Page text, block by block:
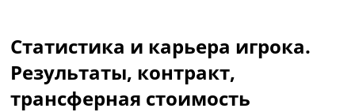
Чемпионат Мира
Украина. Премьер-Лига
Украина. Первая Лига
Лига Чемпионов
Статистика и карьера игрока.
Результаты, контракт,
трансферная стоимость